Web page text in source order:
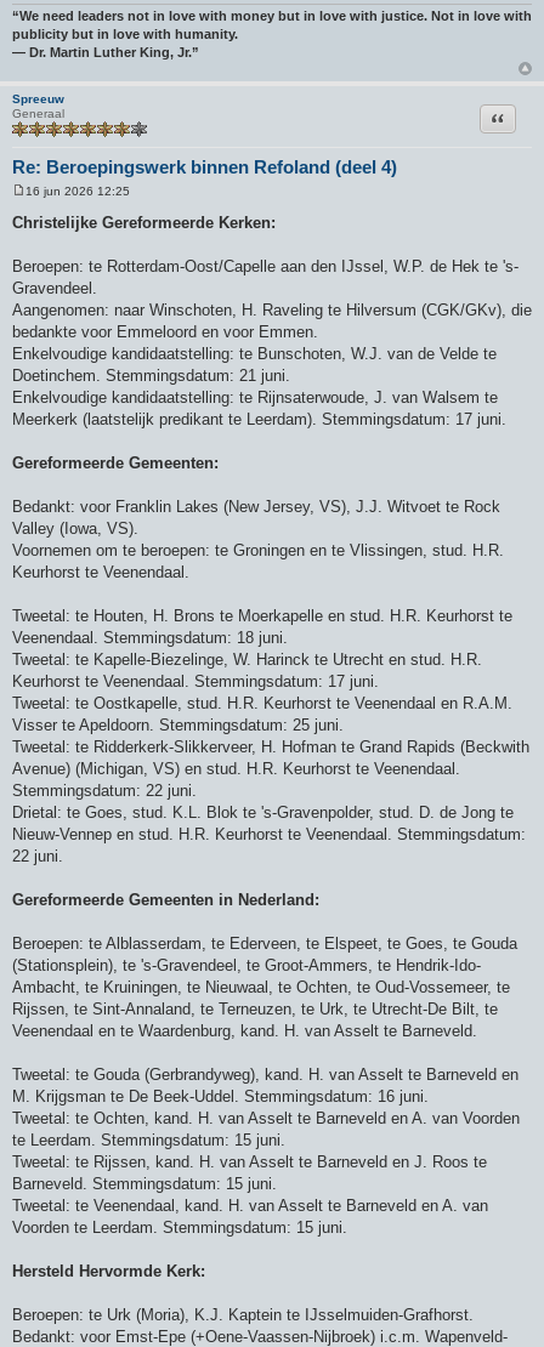
“We need leaders not in love with money but in love with justice. Not in love with
publicity but in love with humanity.
― Dr. Martin Luther King, Jr.”
Spreeuw
Generaal
Re: Beroepingswerk binnen Refoland (deel 4)
Citeer
e
r
h
t
16 jun 2026 12:25
Christelijke Gereformeerde Kerken:
Beroepen: te Rotterdam-Oost/Capelle aan den IJssel, W.P. de Hek te 's-
Gravendeel.
Aangenomen: naar Winschoten, H. Raveling te Hilversum (CGK/GKv), die
bedankte voor Emmeloord en voor Emmen.
Enkelvoudige kandidaatstelling: te Bunschoten, W.J. van de Velde te
Doetinchem. Stemmingsdatum: 21 juni.
Enkelvoudige kandidaatstelling: te Rijnsaterwoude, J. van Walsem te
Meerkerk (laatstelijk predikant te Leerdam). Stemmingsdatum: 17 juni.
Gereformeerde Gemeenten:
Bedankt: voor Franklin Lakes (New Jersey, VS), J.J. Witvoet te Rock
Valley (Iowa, VS).
Voornemen om te beroepen: te Groningen en te Vlissingen, stud. H.R.
Keurhorst te Veenendaal.
Tweetal: te Houten, H. Brons te Moerkapelle en stud. H.R. Keurhorst te
Veenendaal. Stemmingsdatum: 18 juni.
Tweetal: te Kapelle-Biezelinge, W. Harinck te Utrecht en stud. H.R.
Keurhorst te Veenendaal. Stemmingsdatum: 17 juni.
Tweetal: te Oostkapelle, stud. H.R. Keurhorst te Veenendaal en R.A.M.
Visser te Apeldoorn. Stemmingsdatum: 25 juni.
Tweetal: te Ridderkerk-Slikkerveer, H. Hofman te Grand Rapids (Beckwith
Avenue) (Michigan, VS) en stud. H.R. Keurhorst te Veenendaal.
Stemmingsdatum: 22 juni.
Drietal: te Goes, stud. K.L. Blok te 's-Gravenpolder, stud. D. de Jong te
Nieuw-Vennep en stud. H.R. Keurhorst te Veenendaal. Stemmingsdatum:
22 juni.
Gereformeerde Gemeenten in Nederland:
Beroepen: te Alblasserdam, te Ederveen, te Elspeet, te Goes, te Gouda
(Stationsplein), te 's-Gravendeel, te Groot-Ammers, te Hendrik-Ido-
Ambacht, te Kruiningen, te Nieuwaal, te Ochten, te Oud-Vossemeer, te
Rijssen, te Sint-Annaland, te Terneuzen, te Urk, te Utrecht-De Bilt, te
Veenendaal en te Waardenburg, kand. H. van Asselt te Barneveld.
Tweetal: te Gouda (Gerbrandyweg), kand. H. van Asselt te Barneveld en
M. Krijgsman te De Beek-Uddel. Stemmingsdatum: 16 juni.
Tweetal: te Ochten, kand. H. van Asselt te Barneveld en A. van Voorden
te Leerdam. Stemmingsdatum: 15 juni.
Tweetal: te Rijssen, kand. H. van Asselt te Barneveld en J. Roos te
Barneveld. Stemmingsdatum: 15 juni.
Tweetal: te Veenendaal, kand. H. van Asselt te Barneveld en A. van
Voorden te Leerdam. Stemmingsdatum: 15 juni.
Hersteld Hervormde Kerk:
Beroepen: te Urk (Moria), K.J. Kaptein te IJsselmuiden-Grafhorst.
Bedankt: voor Emst-Epe (+Oene-Vaassen-Nijbroek) i.c.m. Wapenveld-